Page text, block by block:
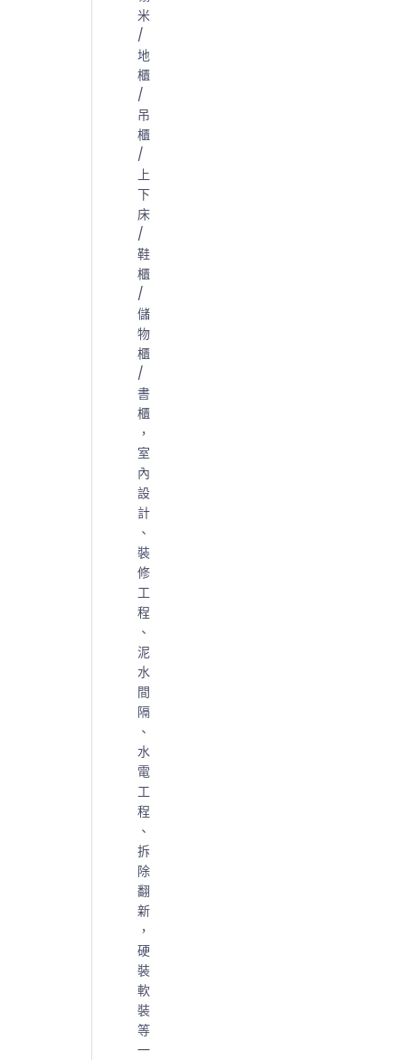
米
/
地
櫃
/
吊
櫃
/
上
下
床
/
鞋
櫃
/
儲
物
櫃
/
書
櫃
，
室
內
設
計
、
裝
修
工
程
、
泥
水
間
隔
、
水
電
工
程
、
拆
除
翻
新
，
硬
裝
軟
裝
等
一